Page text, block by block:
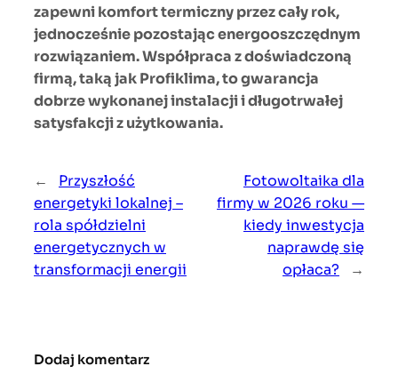
zapewni komfort termiczny przez cały rok,
jednocześnie pozostając energooszczędnym
rozwiązaniem. Współpraca z doświadczoną
firmą, taką jak Profiklima, to gwarancja
dobrze wykonanej instalacji i długotrwałej
satysfakcji z użytkowania.
←
Przyszłość
energetyki lokalnej –
rola spółdzielni
energetycznych w
transformacji energii
Fotowoltaika dla
firmy w 2026 roku —
kiedy inwestycja
naprawdę się
opłaca?
→
Dodaj komentarz